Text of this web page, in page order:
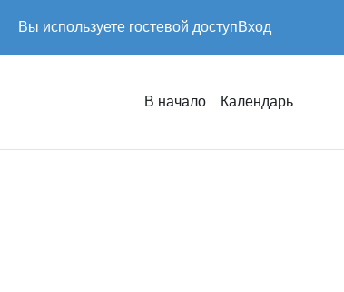
Вы используете гостевой доступВход
В начало Календарь